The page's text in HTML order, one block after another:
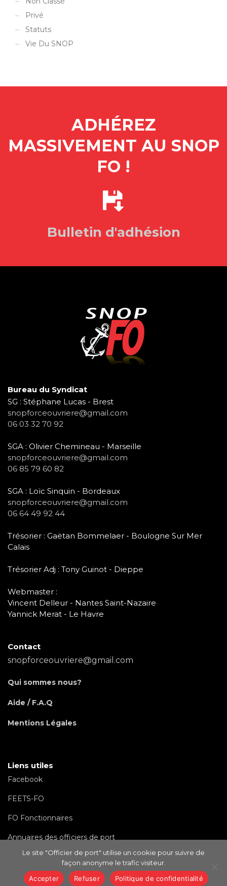
Privé
Statuts
Vie Du SNOP
ADHÉREZ
MASSIVEMENT AU SNOP
FO !
Bulletin d'adhésion
Bureau du Syndicat
SG : Stéphane Lucas - Brest
snopforceouvriere@gmail.com
06 03 32 70 92
SGA : Olivier Chemineau - Marseille
snopforceouvriere@gmail.com
06 85 79 60 82
SGA : Loïc Sinquin - Bordeaux
snopforceouvriere@gmail.com
06 64 49 92 44
Trésorier : Gaëtan Bommelaer - Boulogne Sur Mer
Calais
Trésorier Adj : Tony Guinot - Dieppe
Webmaster :
Vincent Delleur - Nantes Saint-Nazaire
Yannick Merat - Le Havre
Contact
snopforceouvriere@gmail.com
Qui sommes nous?
Aide / F.A.Q
Mentions Légales
Liens utiles
Facebook
FEETS-FO
FO Fonctionnaires
Annuaires des officiers de port
Le site "Officier de port" utilise un cookie pour suivre de
façon anonyme le trafic visiteur.
Accepter
Refuser Politique de confidentialité